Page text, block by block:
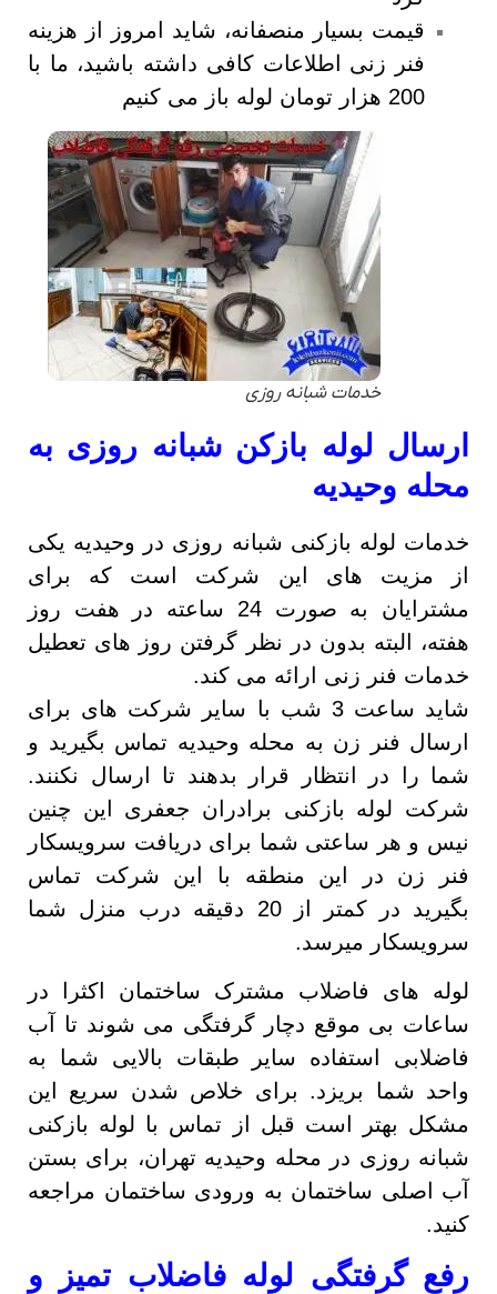
قیمت بسیار منصفانه، شاید امروز از هزینه
فنر زنی اطلاعات کافی داشته باشید، ما با
200 هزار تومان لوله باز می کنیم
خدمات شبانه روزی
ارسال لوله بازکن شبانه روزی به
محله وحیدیه
خدمات لوله بازکنی شبانه روزی در وحیدیه یکی
از مزیت های این شرکت است که برای
مشترایان به صورت 24 ساعته در هفت روز
هفته، البته بدون در نظر گرفتن روز های تعطیل
خدمات فنر زنی ارائه می کند.
شاید ساعت 3 شب با سایر شرکت های برای
ارسال فنر زن به محله وحیدیه تماس بگیرید و
شما را در انتظار قرار بدهند تا ارسال نکنند.
شرکت لوله بازکنی برادران جعفری این چنین
نیس و هر ساعتی شما برای دریافت سرویسکار
فنر زن در این منطقه با این شرکت تماس
بگیرید در کمتر از 20 دقیقه درب منزل شما
سرویسکار میرسد.
لوله های فاضلاب مشترک ساختمان اکثرا در
ساعات بی موقع دچار گرفتگی می شوند تا آب
فاضلابی استفاده سایر طبقات بالایی شما به
واحد شما بریزد. برای خلاص شدن سریع این
مشکل بهتر است قبل از تماس با لوله بازکنی
شبانه روزی در محله وحیدیه تهران، برای بستن
آب اصلی ساختمان به ورودی ساختمان مراجعه
کنید.
رفع گرفتگی لوله فاضلاب تمیز و